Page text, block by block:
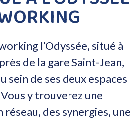
l’Odyssée, situé à
de la gare Saint-Jean,
sein de ses deux espaces
y trouverez une
réseau, des synergies, une